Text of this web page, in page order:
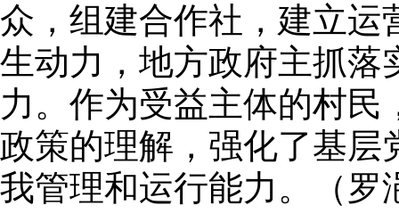
众，组建合作社，建立运
生动力，地方政府主抓落
力。作为受益主体的村
政策的理解，强化了基层
我管理和运行能力。（罗